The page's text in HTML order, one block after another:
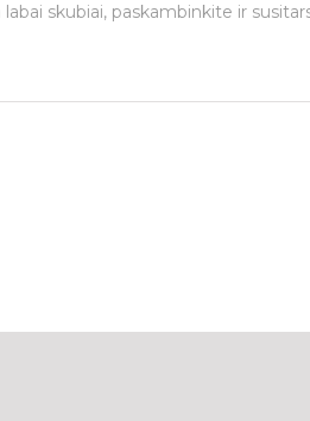
skubiai, paskambinkite ir